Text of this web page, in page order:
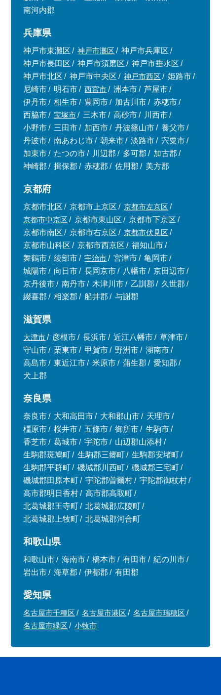
南河内郡
兵庫県
神戸市東灘区 神戸市灘区
神戸市兵庫区
神戸市長田区
神戸市須磨区
神戸市垂水区
神戸市北区
神戸市中央区 神戸市西区
姫路市
尼崎市
明石市 西宮市 洲本市
芦屋市
伊丹市
相生市 豊岡市 加古川市
赤穂市
西脇市
宝塚市 三木市 高砂市
川西市
小野市
三田市 加西市 丹波篠山市
養父市
丹波市
南あわじ市 朝来市 淡路市
宍粟市
加東市
たつの市 川辺郡 多可郡
加古郡
神崎郡
揖保郡 赤穂郡 佐用郡 美方郡
京都府
京都市北区 京都市上京区
京都市左京区
京都市中京区
京都市東山区
京都市下京区
京都市南区
京都市右京区
京都市伏見区
京都市山科区
京都市西京区
福知山市
舞鶴市
綾部市 宇治市 宮津市
亀岡市
城陽市
向日市 長岡京市 八幡市
京田辺市
京丹後市
南丹市 木津川市 乙訓郡
久世郡
綴喜郡
相楽郡 船井郡 与謝郡
滋賀県
大津市 彦根市 長浜市 近江八幡市
草津市
守山市
栗東市 甲賀市 野洲市
湖南市
高島市
東近江市 米原市 蒲生郡
愛知郡
犬上郡
奈良県
奈良市 大和高田市 大和郡山市
天理市
橿原市
桜井市 五條市 御所市
生駒市
香芝市
葛城市 宇陀市
山辺郡山添村
生駒郡斑鳩町
生駒郡三郷町
生駒郡安堵町
生駒郡平群町
磯城郡川西町
磯城郡三宅町
磯城郡田原本町
宇陀郡曽爾村
宇陀郡御杖村
高市郡明日香村
高市郡高取町
北葛城郡王寺町
北葛城郡広陵町
北葛城郡上牧町
北葛城郡河合町
和歌山県
和歌山市 海南市 橋本市 有田市
紀の川市
岩出市
海草郡 伊都郡 有田郡
愛知県
名古屋市千種区 名古屋市港区
名古屋市瑞穂区
名古屋市緑区
小牧市